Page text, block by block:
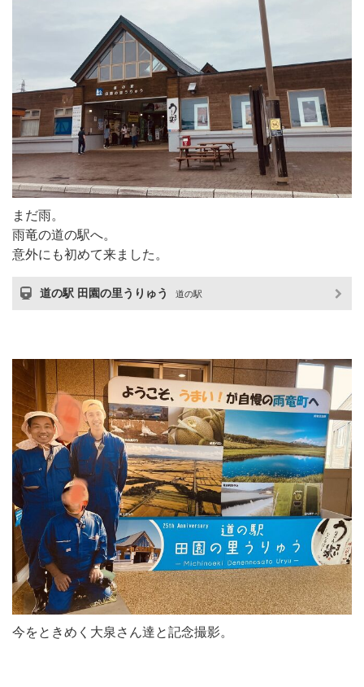
まだ雨。
雨竜の道の駅へ。
意外にも初めて来ました。
道の駅 田園の里うりゅう 道の駅
今をときめく大泉さん達と記念撮影。